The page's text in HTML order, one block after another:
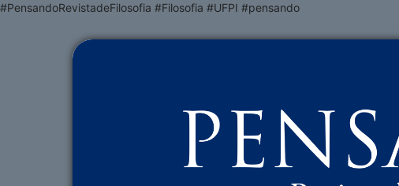
#PensandoRevistadeFilosofia #Filosofia #UFPI #pensando